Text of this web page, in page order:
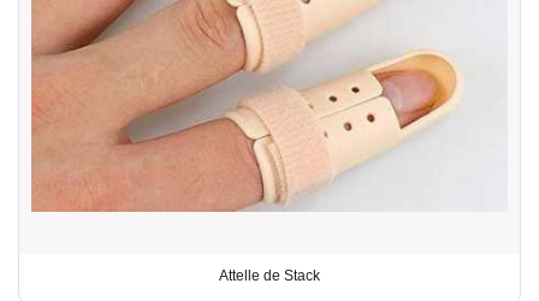
Attelle de Stack